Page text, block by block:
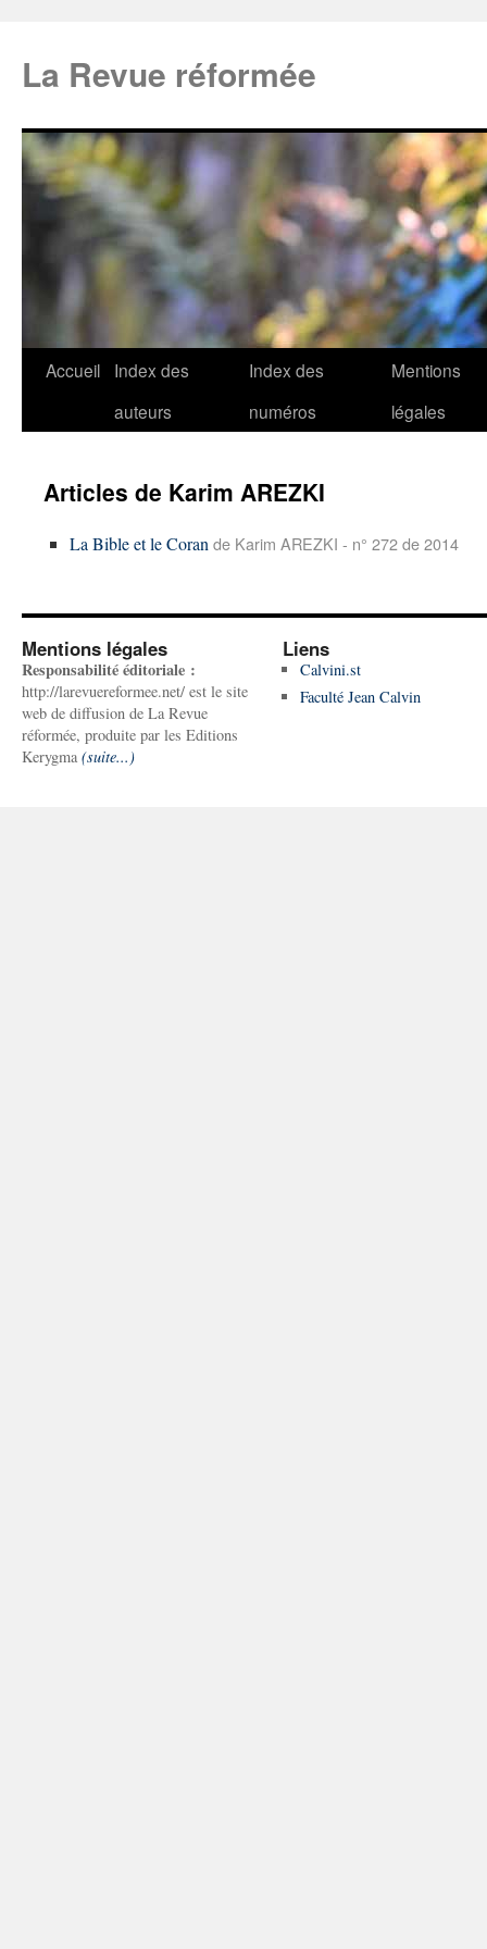
La Revue réformée
Accueil
Index des
auteurs
Index des
numéros
Mentions
légales
Articles de Karim AREZKI
La Bible et le Coran de Karim AREZKI - n° 272 de 2014
Mentions légales
Responsabilité éditoriale :
http://larevuereformee.net/ est le site
web de diffusion de La Revue
réformée, produite par les Editions
Kerygma (suite...)
Liens
Calvini.st
Faculté Jean Calvin